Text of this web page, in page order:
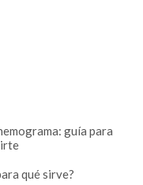
guía para
qué sirve?